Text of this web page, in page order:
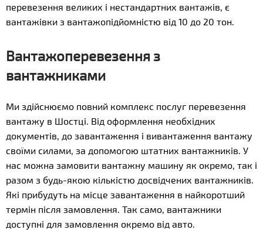
перевезення великих і нестандартних вантажів, є
вантажівки з вантажопідйомністю від 10 до 20 тон.
Вантажоперевезення з
вантажниками
Ми здійснюємо повний комплекс послуг перевезення
вантажу в Шостці. Від оформлення необхідних
документів, до завантаження і вивантаження вантажу
своїми силами, за допомогою штатних вантажників. У
нас можна замовити вантажну машину як окремо, так і
разом з будь-якою кількістю досвідчених вантажників.
Які прибудуть на місце завантаження в найкоротший
термін після замовлення. Так само, вантажники
доступні для замовлення окремо від авто.